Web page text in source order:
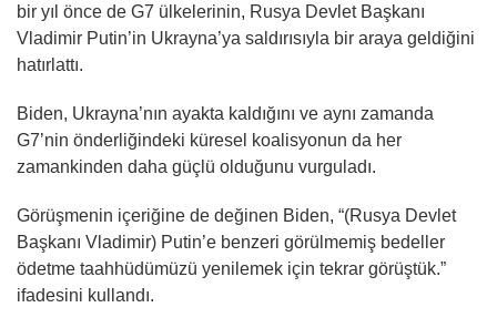
bir yıl önce de G7 ülkelerinin, Rusya Devlet Başkanı
Vladimir Putin’in Ukrayna’ya saldırısıyla bir araya geldiğini
hatırlattı.
Biden, Ukrayna’nın ayakta kaldığını ve aynı zamanda
G7’nin önderliğindeki küresel koalisyonun da her
zamankinden daha güçlü olduğunu vurguladı.
Görüşmenin içeriğine de değinen Biden, “(Rusya Devlet
Başkanı Vladimir) Putin’e benzeri görülmemiş bedeller
ödetme taahhüdümüzü yenilemek için tekrar görüştük.”
ifadesini kullandı.